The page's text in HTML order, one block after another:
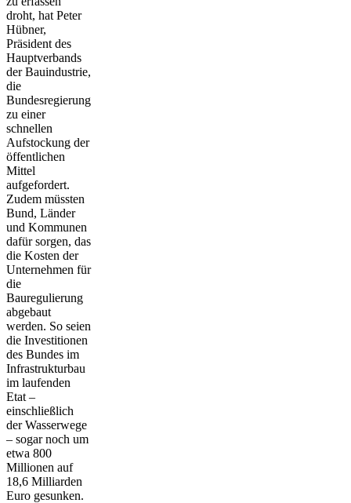
droht, hat Peter
Hübner,
Präsident des
Hauptverbands
der Bauindustrie,
die
Bundesregierung
zu einer
schnellen
Aufstockung der
öffentlichen
Mittel
aufgefordert.
Zudem müssten
Bund, Länder
und Kommunen
dafür sorgen, das
die Kosten der
Unternehmen für
die
Bauregulierung
abgebaut
werden. So seien
die Investitionen
des Bundes im
Infrastrukturbau
im laufenden
Etat –
einschließlich
der Wasserwege
– sogar noch um
etwa 800
Millionen auf
18,6 Milliarden
Euro gesunken.